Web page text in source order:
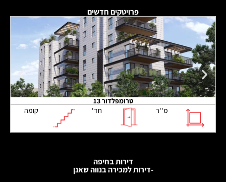
פרויטקים חדשים
טרומפלדור 13
מ''ר
חד' קומה
דירות בחיפה
-דירות למכירה בנווה שאנן